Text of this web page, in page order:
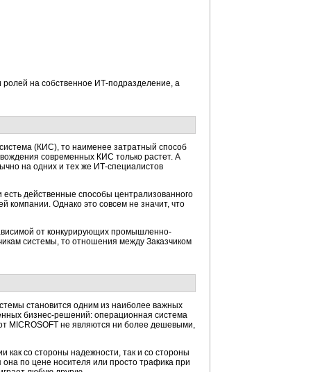
на собственное ИТ-подразделение, а
(КИС), то наименее затратный способ
современных КИС только растет. А
на одних и тех же ИТ-специалистов
действенные способы централизованного
компании. Однако это совсем не значит, что
от конкурирующих промышленно-
системы, то отношения между Заказчиком
становится одним из наиболее важных
бизнес-решений: операционная система
MICROSOFT не являются ни более дешевыми,
как со стороны надежности, так и со стороны
по цене носителя или просто трафика при